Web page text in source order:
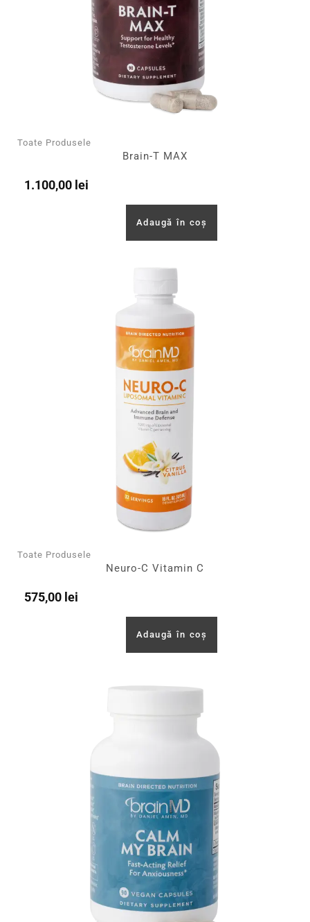
Toate Produsele
Brain-T MAX
1.100,00 lei
Adaugă în coș
Toate Produsele
Neuro-C Vitamin C
575,00 lei
Adaugă în coș